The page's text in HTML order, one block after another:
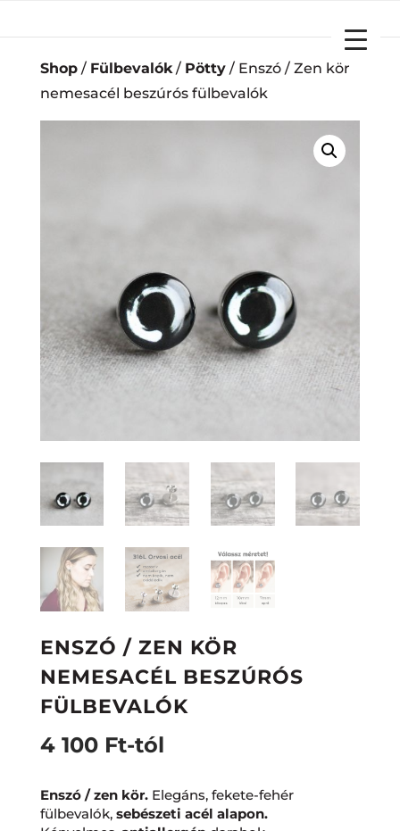
Shop/ Fülbevalók/ Pötty/ Enszó / Zen kör
nemesacél beszúrós fülbevalók
ENSZÓ / ZEN KÖR
NEMESACÉL BESZÚRÓS
FÜLBEVALÓK
4 100 Ft-tól
Enszó / zen kör. Elegáns, fekete-fehér
fülbevalók, sebészeti acél alapon.
YOUR CART